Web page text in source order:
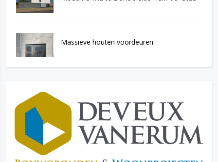
Massieve houten voordeuren